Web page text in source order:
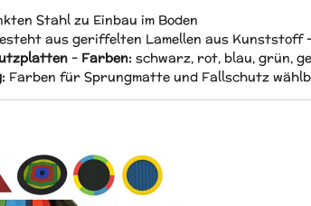
Stahl zu Einbau im Boden
aus geriffelten Lamellen aus Kunststoff
- Farben: schwarz, rot, blau, grün,
Farben für Sprungmatte und Fallschutz